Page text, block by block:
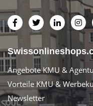
Angebote KMU &
Vorteile KMU &
Newsletter